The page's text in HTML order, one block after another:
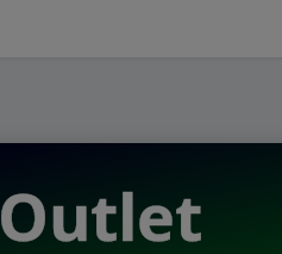
Outlet